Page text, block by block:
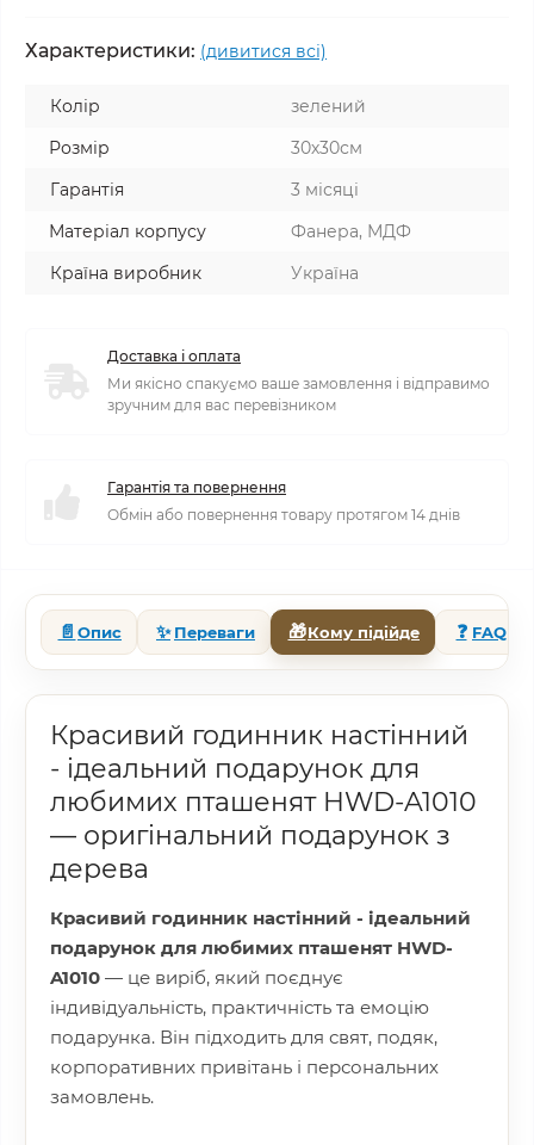
Характеристики: (дивитися всі)
Колір
зелений
Розмір
30х30см
Гарантія
3 місяці
Матеріал корпусу
Фанера, МДФ
Країна виробник
Україна
Доставка і оплата
Ми якісно спакуємо ваше замовлення і відправимо
зручним для вас перевізником
Гарантія та повернення
Обмін або повернення товару протягом 14 днів
📄 Опис ✨ Переваги 🎁Кому підійде ❓ FAQ
Красивий годинник настінний
- ідеальний подарунок для
любимих пташенят HWD-A1010
— оригінальний подарунок з
дерева
Красивий годинник настінний - ідеальний
подарунок для любимих пташенят HWD-
A1010 — це виріб, який поєднує
індивідуальність, практичність та емоцію
подарунка. Він підходить для свят, подяк,
корпоративних привітань і персональних
замовлень.